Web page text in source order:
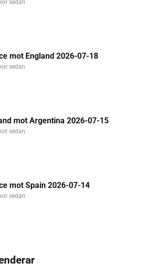
sedan
mot England 2026-07-18
sedan
mot Argentina 2026-07-15
sedan
mot Spain 2026-07-14
sedan